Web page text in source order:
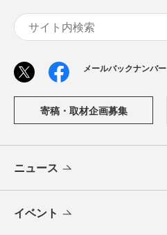
メールバックナンバー
寄稿・取材企画募集
ニュース
イベント